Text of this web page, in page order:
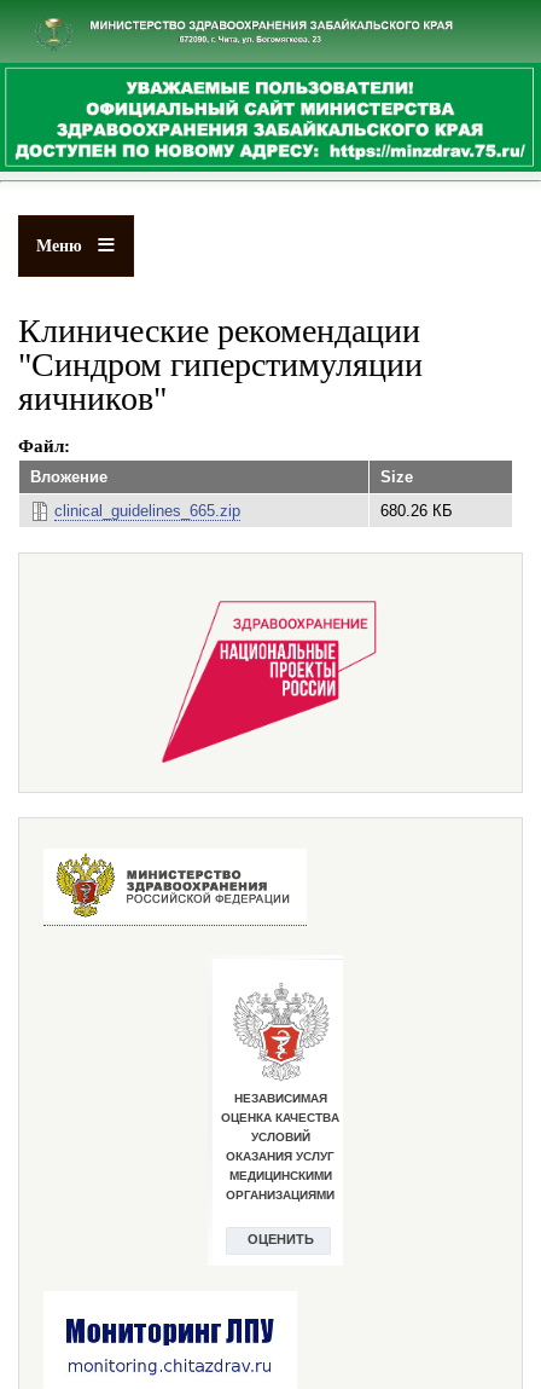
к
основному
содержанию
Меню
Клинические рекомендации
"Синдром гиперстимуляции
яичников"
Файл
Вложение
Size
clinical_guidelines_665.zip
680.26 КБ